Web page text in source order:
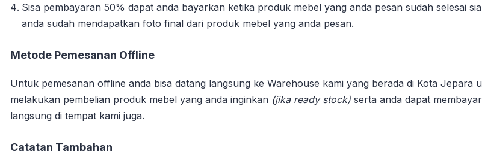
Sisa pembayaran 50% dapat anda bayarkan ketika produk mebel yang anda pesan sudah selesai
anda sudah mendapatkan foto final dari produk mebel yang anda pesan.
Metode Pemesanan Offline
Untuk pemesanan offline anda bisa datang langsung ke Warehouse kami yang berada di Kota Jepara
melakukan pembelian produk mebel yang anda inginkan (jika ready stock) serta anda dapat
langsung di tempat kami juga.
Catatan Tambahan